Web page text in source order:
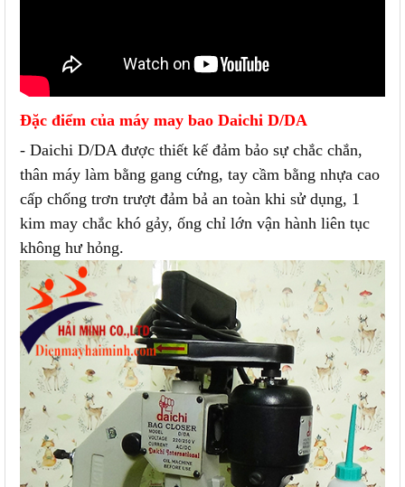
Đặc điểm của máy may bao Daichi D/DA
- Daichi D/DA được thiết kế đảm bảo sự chắc chắn,
thân máy làm bằng gang cứng, tay cầm bằng nhựa cao
cấp chống trơn trượt đảm bả an toàn khi sử dụng, 1
kim may chắc khó gảy, ống chỉ lớn vận hành liên tục
không hư hỏng.